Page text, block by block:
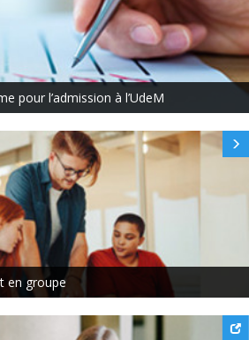
pour l’admission à l’UdeM
en groupe